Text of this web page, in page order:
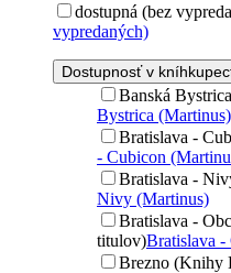
dostupná (bez
vypredaných)
Dostupnosť v
Banská
Bystrica (Martinus)
Bratislava -
- Cubicon
Bratislava -
Nivy (Martinus)
Bratislava -
titulov)Bratislava -
Brezno (Knihy